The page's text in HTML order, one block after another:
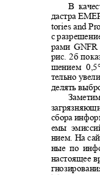
В
дастра
tories and
с
рами
рис. 2б
шением
тельно
делять
сбора
емы
нием. На
ные по
настоящее